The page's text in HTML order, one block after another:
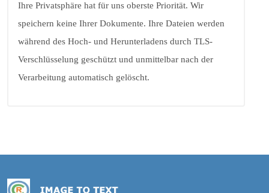
Ihre Privatsphäre hat für uns oberste Priorität. Wir
speichern keine Ihrer Dokumente. Ihre Dateien werden
während des Hoch- und Herunterladens durch TLS-
Verschlüsselung geschützt und unmittelbar nach der
Verarbeitung automatisch gelöscht.